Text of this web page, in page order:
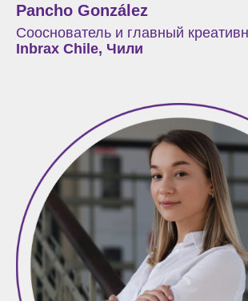
Pancho González
Сооснователь и главный
Inbrax Chile, Чили